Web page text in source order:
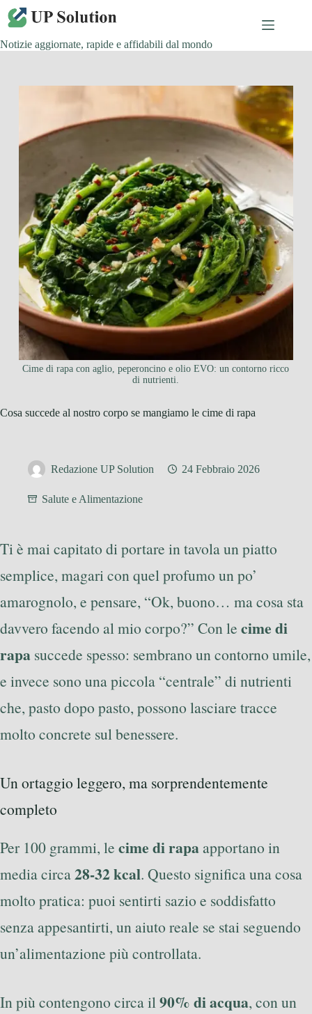
Salta
contenuto
Notizie aggiornate, rapide e affidabili dal mondo
Cime di rapa con aglio, peperoncino e olio EVO: un contorno ricco
di nutrienti.
Cosa succede al nostro corpo se mangiamo le cime di rapa
Redazione UP Solution 24 Febbraio 2026
Salute e Alimentazione
Ti è mai capitato di portare in tavola un piatto
semplice, magari con quel profumo un po’
amarognolo, e pensare, “Ok, buono… ma cosa sta
davvero facendo al mio corpo?” Con le cime di
rapa succede spesso: sembrano un contorno umile,
e invece sono una piccola “centrale” di nutrienti
che, pasto dopo pasto, possono lasciare tracce
molto concrete sul benessere.
Un ortaggio leggero, ma sorprendentemente
completo
Per 100 grammi, le cime di rapaapportano in
media circa28-32 kcal. Questo significa una cosa
molto pratica: puoi sentirti sazio e soddisfatto
senza appesantirti, un aiuto reale se stai seguendo
un’alimentazione più controllata.
In più contengono circa il90% di acqua, con un